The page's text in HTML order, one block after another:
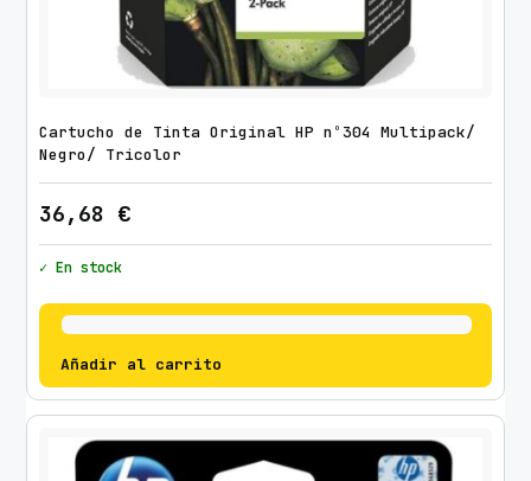
Cartucho de Tinta Original HP nº304 Multipack/
Negro/ Tricolor
36,68 €
✓ En stock
Añadir al carrito